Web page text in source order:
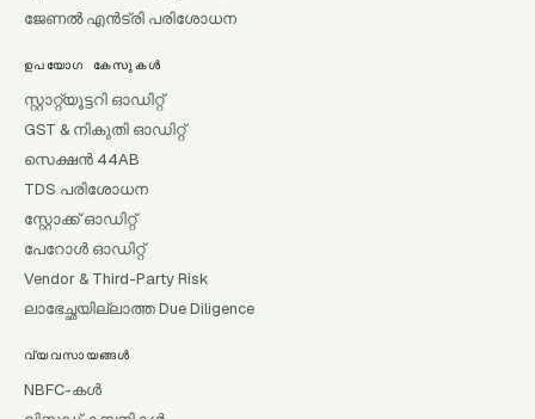
ജേണൽ എൻട്രി പരിശോധന
ഉപയോഗ കേസുകൾ
സ്റ്റാറ്റ്യൂട്ടറി ഓഡിറ്റ്
GST & നികുതി ഓഡിറ്റ്
സെക്ഷൻ 44AB
TDS പരിശോധന
സ്റ്റോക്ക് ഓഡിറ്റ്
പേറോൾ ഓഡിറ്റ്
Vendor & Third-Party Risk
ലാഭേച്ഛയില്ലാത്ത Due Diligence
വ്യവസായങ്ങൾ
NBFC-കൾ